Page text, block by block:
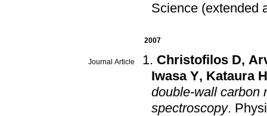
Science (extended
2007
Journal Article Christofilos D,
Iwasa Y, Kataura H
double-wall carbon
spectroscopy.